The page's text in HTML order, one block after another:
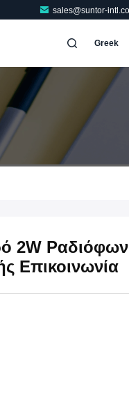
sales@suntor-
Greek
2W
Επικοινωνία